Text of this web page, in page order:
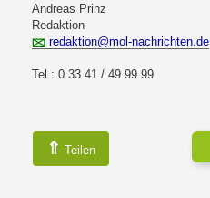
Andreas Prinz
Redaktion
redaktion@mol-nachrichten.de
Tel.: 0 33 41 / 49 99 99
⇑ Teilen